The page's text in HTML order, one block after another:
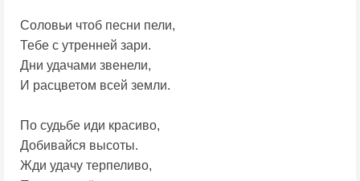
Соловьи чтоб песни пели,
Тебе с утренней зари.
Дни удачами звенели,
И расцветом всей земли.
По судьбе иди красиво,
Добивайся высоты.
Жди удачу терпеливо,